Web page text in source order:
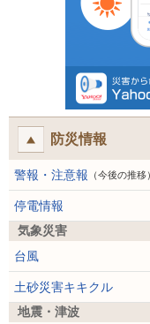
防災情報
警報・注意報 （今後の推移）
停電情報
気象災害
台風
土砂災害キキクル
地震・津波